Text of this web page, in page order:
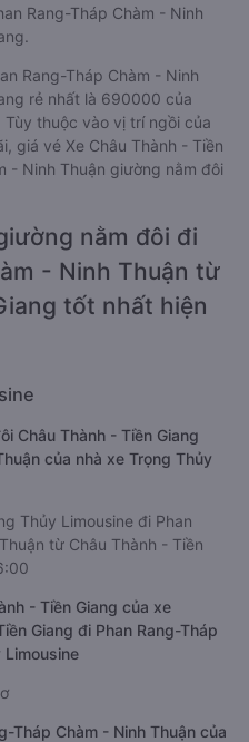
Rang-Tháp Chàm - Ninh
Rang-Tháp Chàm - Ninh
rẻ nhất là 690000 của
thuộc vào vị trí ngồi của
giá vé Xe Châu Thành - Tiền
- Ninh Thuận giường nằm đôi
nằm đôi đi
- Ninh Thuận từ
tốt nhất hiện
Châu Thành - Tiền Giang
của nhà xe Trọng Thủy
Thủy Limousine đi Phan
từ Châu Thành - Tiền
- Tiền Giang của xe
Giang đi Phan Rang-Tháp
Limousine
Tháp Chàm - Ninh Thuận của